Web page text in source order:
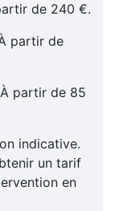
de 240 €.
partir de
À partir de 85
indicative.
un tarif
en